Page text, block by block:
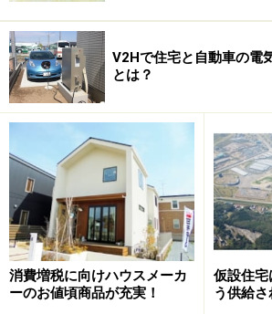
東京都台東区にある住友林業による4階
ばらくモデルハウスとして活用された
で、内部は狭小敷地に建つ建物としてリ
満ちあふれている（クリックすると拡大
そして、間取りなどの工夫がそこに
ですが、そうである以上、私たちの
た印象を受けることが多くなりがち
があって、モデルハウスとは「こんな
V2Hで住宅と自動車の電
とは？
消費増税に向けハウスメーカ
ーのお値頃商品が充実！
仮設住
う供給さ